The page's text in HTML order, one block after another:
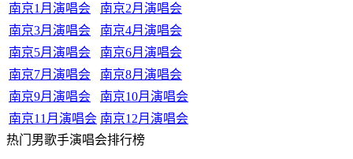
南京1月演唱会
南京2月演唱会
南京3月演唱会
南京4月演唱会
南京5月演唱会
南京6月演唱会
南京7月演唱会
南京8月演唱会
南京9月演唱会
南京10月演唱会
南京11月演唱会 南京12月演唱会
热门男歌手演唱会排行榜